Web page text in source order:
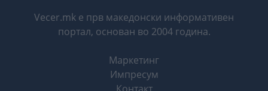
Vecer.mk е прв македонски информативен
портал, основан во 2004 година.
Маркетинг
Импресум
Контакт